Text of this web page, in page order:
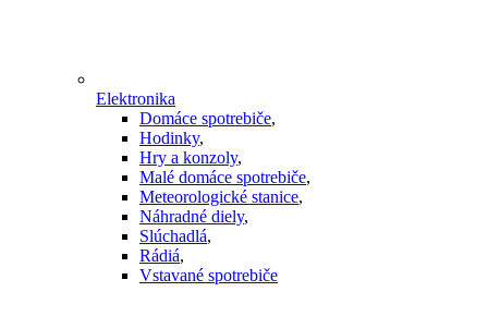
Elektronika
Domáce spotrebiče,
Hodinky,
Hry a konzoly,
Malé domáce spotrebiče,
Meteorologické stanice,
Náhradné diely,
Slúchadlá,
Rádiá,
Vstavané spotrebiče